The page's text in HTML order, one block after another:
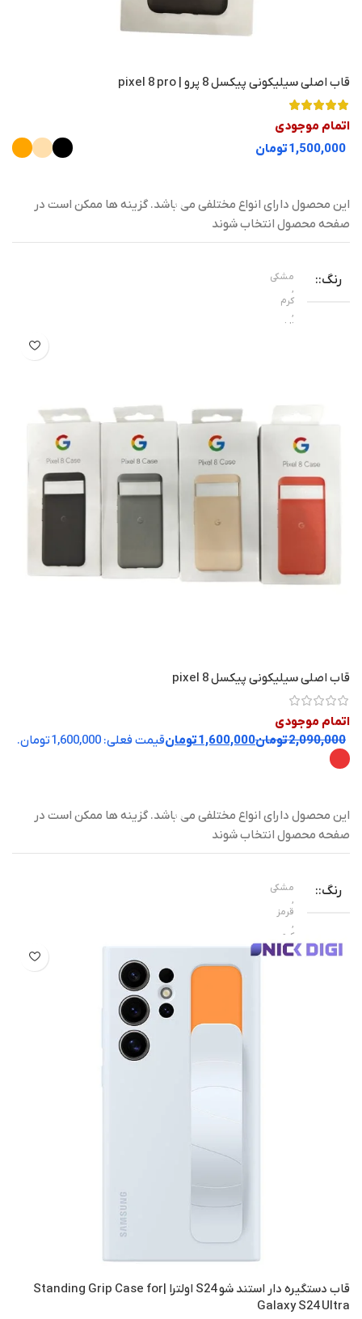
قاب اصلی سیلیکونی پیکسل 8 پرو | pixel 8 pro
اتمام موجودی
تومان
این محصول دارای انواع مختلفی می باشد. گزینه ها ممکن است در
صفحه محصول انتخاب شوند
رنگ
مشکی
,
کرم
,
نارنجی
قاب اصلی سیلیکونی پیکسل 8 pixel
اتمام موجودی
2,090,000تومان1,600,000تومان
این محصول دارای انواع مختلفی می باشد. گزینه ها ممکن است در
صفحه محصول انتخاب شوند
رنگ
مشکی
,
قرمز
,
کرم
,
قاب دستگیره دار استند شو S24 اولترا |Standing Grip Case for
Galaxy S24 Ultra